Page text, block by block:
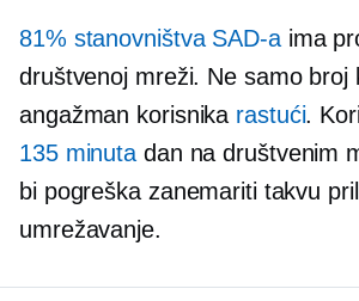
81% stanovništva SAD-aima
društvenoj mreži. Ne samo broj
angažman korisnika rastući.
135 minuta dan na društvenim
bi pogreška zanemariti takvu
umrežavanje.